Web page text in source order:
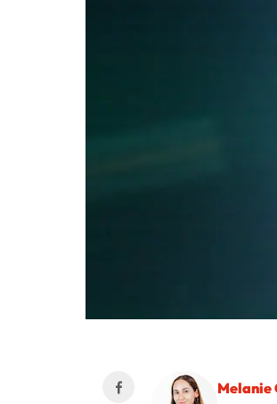
Melanie